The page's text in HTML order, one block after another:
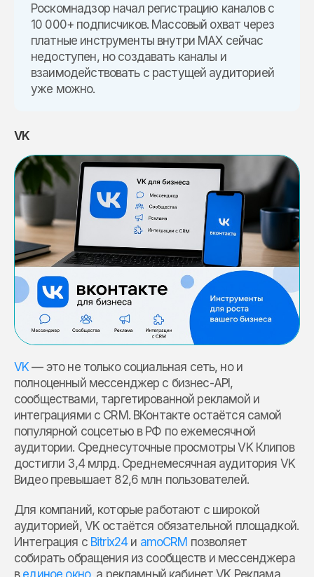
Роскомнадзор начал регистрацию каналов с
10 000+ подписчиков. Массовый охват через
платные инструменты внутри MAX сейчас
недоступен, но создавать каналы и
взаимодействовать с растущей аудиторией
уже можно.
VK
VK— это не только социальная сеть, но и
полноценный мессенджер с бизнес-API,
сообществами, таргетированной рекламой и
интеграциями с CRM. ВКонтакте остаётся самой
популярной соцсетью в РФ по ежемесячной
аудитории. Среднесуточные просмотры VK Клипов
достигли 3,4 млрд. Среднемесячная аудитория VK
Видео превышает 82,6 млн пользователей.
Для компаний, которые работают с широкой
аудиторией, VK остаётся обязательной площадкой.
Интеграция с Bitrix24и amoCRM позволяет
собирать обращения из сообществ и мессенджера